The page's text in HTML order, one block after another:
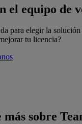
el equipo de
para elegir la
tu licencia?
más sobre